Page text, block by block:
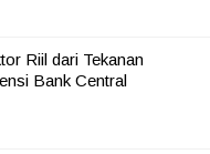
Riil dari Tekanan
Bank Central